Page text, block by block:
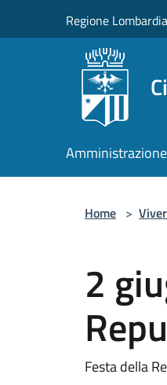
Regione Lombardia
Amministrazione
Home >
2
Festa della